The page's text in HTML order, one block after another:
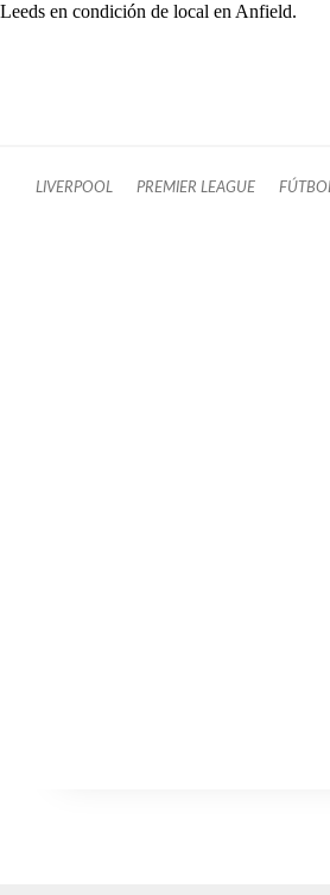
Leeds en condición de local en Anfield.
LIVERPOOL PREMIER LEAGUE